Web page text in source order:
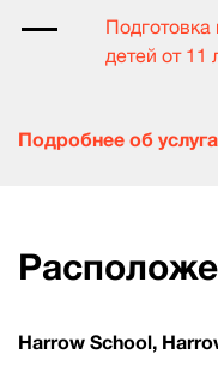
Подготовка
детей от 11
Подробнее об
Harrow School,